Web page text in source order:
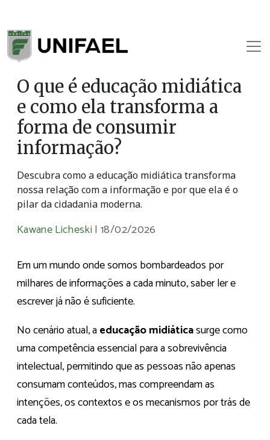
O que é educação midiática
e como ela transforma a
forma de consumir
informação?
Descubra como a educação midiática transforma
nossa relação com a informação e por que ela é o
pilar da cidadania moderna.
Kawane Licheski |18/02/2026
Em um mundo onde somos bombardeados por
milhares de informações a cada minuto, saber ler e
escrever já não é suficiente.
No cenário atual, aeducação midiáticasurge como
uma competência essencial para a sobrevivência
intelectual, permitindo que as pessoas não apenas
consumam conteúdos, mas compreendam as
intenções, os contextos e os mecanismos por trás de
cada tela.